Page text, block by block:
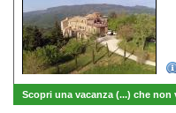
Scopri una vacanza (...) che